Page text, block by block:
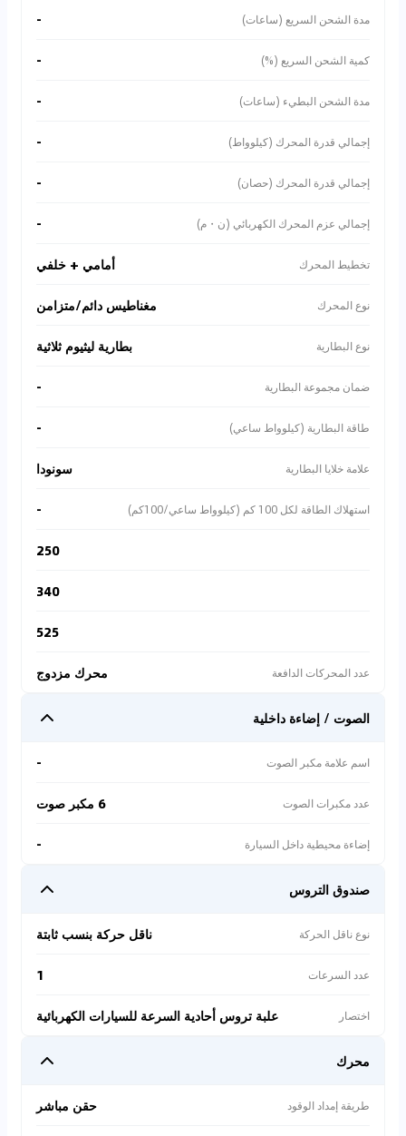
مدة الشحن السريع (ساعات) -
كمية الشحن السريع (%) -
مدة الشحن البطيء (ساعات) -
إجمالي قدرة المحرك (كيلوواط) -
إجمالي قدرة المحرك (حصان) -
إجمالي عزم المحرك الكهربائي (ن・م) -
تخطيط المحرك أمامي + خلفي
نوع المحرك مغناطيس دائم/متزامن
نوع البطارية بطارية ليثيوم ثلاثية
ضمان مجموعة البطارية -
طاقة البطارية (كيلوواط ساعي) -
علامة خلايا البطارية سونودا
استهلاك الطاقة لكل 100 كم (كيلوواط ساعي/100كم) -
250
340
525
عدد المحركات الدافعة محرك مزدوج
الصوت / إضاءة داخلية
اسم علامة مكبر الصوت -
عدد مكبرات الصوت 6 مكبر صوت
إضاءة محيطية داخل السيارة -
صندوق التروس
نوع ناقل الحركة ناقل حركة بنسب ثابتة
عدد السرعات 1
اختصار علبة تروس أحادية السرعة للسيارات الكهربائية
محرك
طريقة إمداد الوقود حقن مباشر